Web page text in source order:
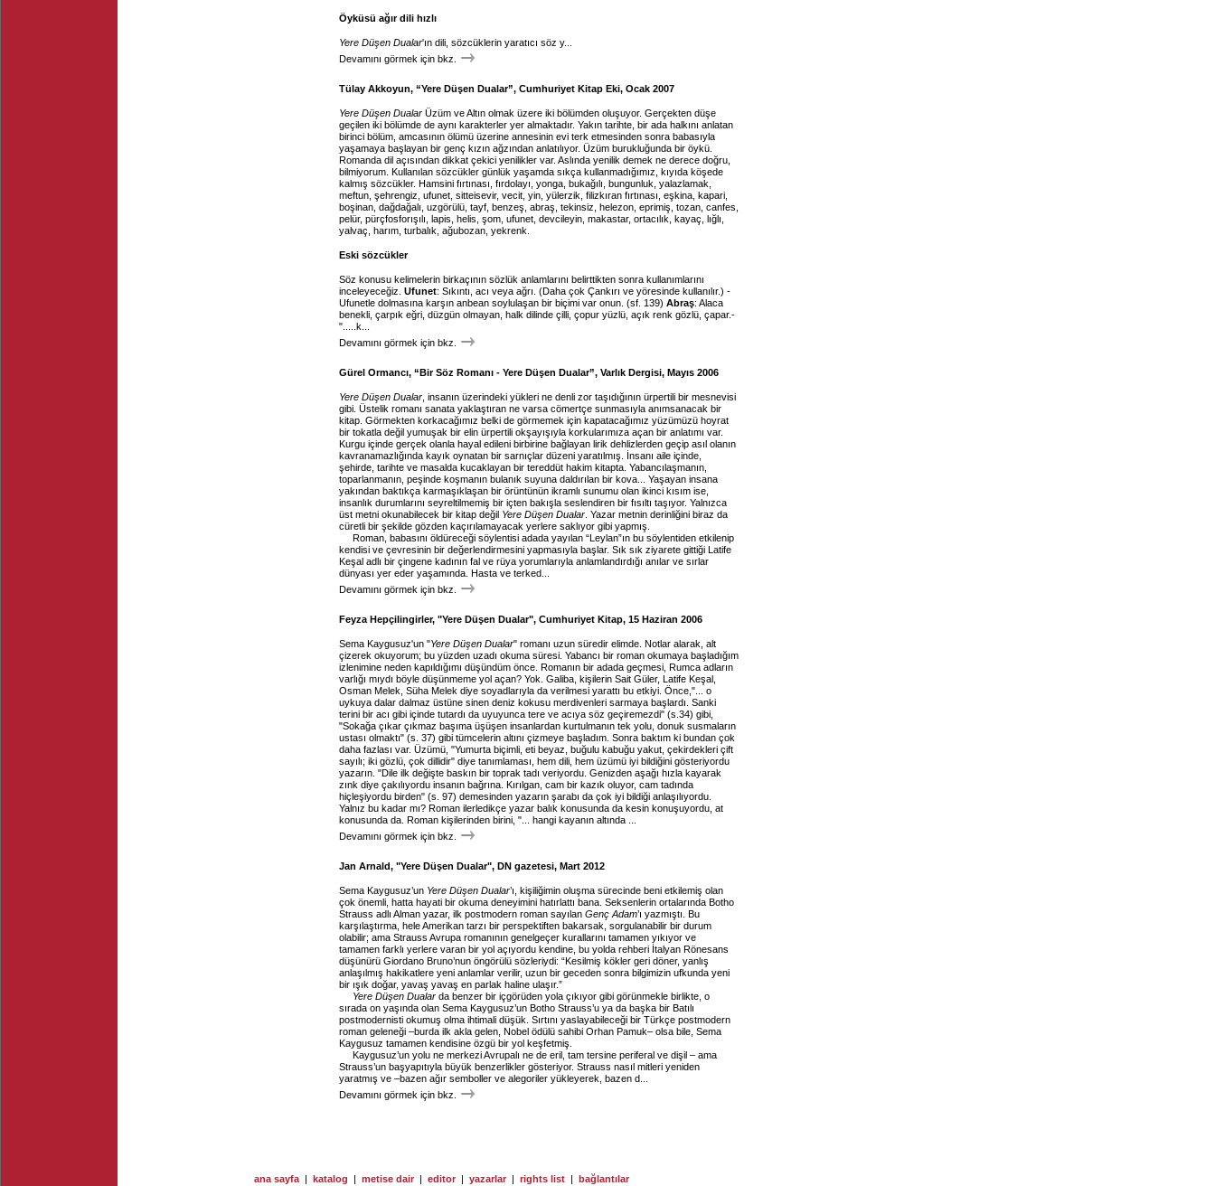
Öyküsü ağır dili hızlı
Yere Düşen Dualar'ın dili, sözcüklerin yaratıcı söz y...
Devamını görmek için bkz.
Tülay Akkoyun, “Yere Düşen Dualar”, Cumhuriyet Kitap Eki, Ocak 2007
Yere Düşen Dualar Üzüm ve Altın olmak üzere iki bölümden oluşuyor. Gerçekten düşe
geçilen iki bölümde de aynı karakterler yer almaktadır. Yakın tarihte, bir ada halkını anlatan
birinci bölüm, amcasının ölümü üzerine annesinin evi terk etmesinden sonra babasıyla
yaşamaya başlayan bir genç kızın ağzından anlatılıyor. Üzüm burukluğunda bir öykü.
Romanda dil açısından dikkat çekici yenilikler var. Aslında yenilik demek ne derece doğru,
bilmiyorum. Kullanılan sözcükler günlük yaşamda sıkça kullanmadığımız, kıyıda köşede
kalmış sözcükler. Hamsini fırtınası, fırdolayı, yonga, bukağılı, bungunluk, yalazlamak,
meftun, şehrengiz, ufunet, sitteisevir, vecit, yin, yülerzik, filizkıran fırtınası, eşkina, kapari,
boşinan, dağdağalı, uzgörülü, tayf, benzeş, abraş, tekinsiz, helezon, eprimiş, tozan, canfes,
pelür, pürçfosforışılı, lapis, helis, şom, ufunet, devcileyin, makastar, ortacılık, kayaç, lığlı,
yalvaç, harım, turbalık, ağubozan, yekrenk.
Eski sözcükler
Söz konusu kelimelerin birkaçının sözlük anlamlarını belirttikten sonra kullanımlarını
inceleyeceğiz. Ufunet: Sıkıntı, acı veya ağrı. (Daha çok Çankırı ve yöresinde kullanılır.) -
Ufunetle dolmasına karşın anbean soylulaşan bir biçimi var onun. (sf. 139) Abraş: Alaca
benekli, çarpık eğri, düzgün olmayan, halk dilinde çilli, çopur yüzlü, açık renk gözlü, çapar.-
".....k...
Devamını görmek için bkz.
Gürel Ormancı, “Bir Söz Romanı - Yere Düşen Dualar”, Varlık Dergisi, Mayıs 2006
Yere Düşen Dualar , insanın üzerindeki yükleri ne denli zor taşıdığının ürpertili bir mesnevisi
gibi. Üstelik romanı sanata yaklaştıran ne varsa cömertçe sunmasıyla anımsanacak bir
kitap. Görmekten korkacağımız belki de görmemek için kapatacağımız yüzümüzü hoyrat
bir tokatla değil yumuşak bir elin ürpertili okşayışıyla korkularımıza açan bir anlatımı var.
Kurgu içinde gerçek olanla hayal edileni birbirine bağlayan lirik dehlizlerden geçip asıl olanın
kavranamazlığında kayık oynatan bir sarnıçlar düzeni yaratılmış. İnsanı aile içinde,
şehirde, tarihte ve masalda kucaklayan bir tereddüt hakim kitapta. Yabancılaşmanın,
toparlanmanın, peşinde koşmanın bulanık suyuna daldırılan bir kova... Yaşayan insana
yakından baktıkça karmaşıklaşan bir örüntünün ikramlı sunumu olan ikinci kısım ise,
insanlık durumlarını seyreltilmemiş bir içten bakışla seslendiren bir fısıltı taşıyor. Yalnızca
üst metni okunabilecek bir kitap değil Yere Düşen Dualar . Yazar metnin derinliğini biraz da
cüretli bir şekilde gözden kaçırılamayacak yerlere saklıyor gibi yapmış.
Roman, babasını öldüreceği söylentisi adada yayılan “Leylan”ın bu söylentiden etkilenip
kendisi ve çevresinin bir değerlendirmesini yapmasıyla başlar. Sık sık ziyarete gittiği Latife
Keşal adlı bir çingene kadının fal ve rüya yorumlarıyla anlamlandırdığı anılar ve sırlar
dünyası yer eder yaşamında. Hasta ve terked...
Devamını görmek için bkz.
Feyza Hepçilingirler, "Yere Düşen Dualar", Cumhuriyet Kitap, 15 Haziran 2006
Sema Kaygusuz'un "Yere Düşen Dualar" romanı uzun süredir elimde. Notlar alarak, alt
çizerek okuyorum; bu yüzden uzadı okuma süresi. Yabancı bir roman okumaya başladığım
izlenimine neden kapıldığımı düşündüm önce. Romanın bir adada geçmesi, Rumca adların
varlığı mıydı böyle düşünmeme yol açan? Yok. Galiba, kişilerin Sait Güler, Latife Keşal,
Osman Melek, Süha Melek diye soyadlarıyla da verilmesi yarattı bu etkiyi. Önce,"... o
uykuya dalar dalmaz üstüne sinen deniz kokusu merdivenleri sarmaya başlardı. Sanki
terini bir acı gibi içinde tutardı da uyuyunca tere ve acıya söz geçiremezdi" (s.34) gibi,
"Sokağa çıkar çıkmaz başıma üşüşen insanlardan kurtulmanın tek yolu, donuk susmaların
ustası olmaktı" (s. 37) gibi tümcelerin altını çizmeye başladım. Sonra baktım ki bundan çok
daha fazlası var. Üzümü, "Yumurta biçimli, eti beyaz, buğulu kabuğu yakut, çekirdekleri çift
sayılı; iki gözlü, çok dillidir" diye tanımlaması, hem dili, hem üzümü iyi bildiğini gösteriyordu
yazarın. "Dile ilk değişte baskın bir toprak tadı veriyordu. Genizden aşağı hızla kayarak
zınk diye çakılıyordu insanın bağrına. Kırılgan, cam bir kazık oluyor, cam tadında
hiçleşiyordu birden" (s. 97) demesinden yazarın şarabı da çok iyi bildiği anlaşılıyordu.
Yalnız bu kadar mı? Roman ilerledikçe yazar balık konusunda da kesin konuşuyordu, at
konusunda da. Roman kişilerinden birini, "... hangi kayanın altında ...
Devamını görmek için bkz.
Jan Arnald, "Yere Düşen Dualar", DN gazetesi, Mart 2012
Sema Kaygusuz’un Yere Düşen Dualar’ı, kişiliğimin oluşma sürecinde beni etkilemiş olan
çok önemli, hatta hayati bir okuma deneyimini hatırlattı bana. Seksenlerin ortalarında Botho
Strauss adlı Alman yazar, ilk postmodern roman sayılan Genç Adam’ı yazmıştı. Bu
karşılaştırma, hele Amerikan tarzı bir perspektiften bakarsak, sorgulanabilir bir durum
olabilir; ama Strauss Avrupa romanının genelgeçer kurallarını tamamen yıkıyor ve
tamamen farklı yerlere varan bir yol açıyordu kendine, bu yolda rehberi İtalyan Rönesans
düşünürü Giordano Bruno’nun öngörülü sözleriydi: “Kesilmiş kökler geri döner, yanlış
anlaşılmış hakikatlere yeni anlamlar verilir, uzun bir geceden sonra bilgimizin ufkunda yeni
bir ışık doğar, yavaş yavaş en parlak haline ulaşır.”
Yere Düşen Dualar da benzer bir içgörüden yola çıkıyor gibi görünmekle birlikte, o
sırada on yaşında olan Sema Kaygusuz’un Botho Strauss’u ya da başka bir Batılı
postmodernisti okumuş olma ihtimali düşük. Sırtını yaslayabileceği bir Türkçe postmodern
roman geleneği –burda ilk akla gelen, Nobel ödülü sahibi Orhan Pamuk– olsa bile, Sema
Kaygusuz tamamen kendisine özgü bir yol keşfetmiş.
Kaygusuz’un yolu ne merkezi Avrupalı ne de eril, tam tersine periferal ve dişil – ama
Strauss’un başyapıtıyla büyük benzerlikler gösteriyor. Strauss nasıl mitleri yeniden
yaratmış ve –bazen ağır semboller ve alegoriler yükleyerek, bazen d...
Devamını görmek için bkz.
ana sayfa | katalog | metise dair | editor | yazarlar | rights list | bağlantılar